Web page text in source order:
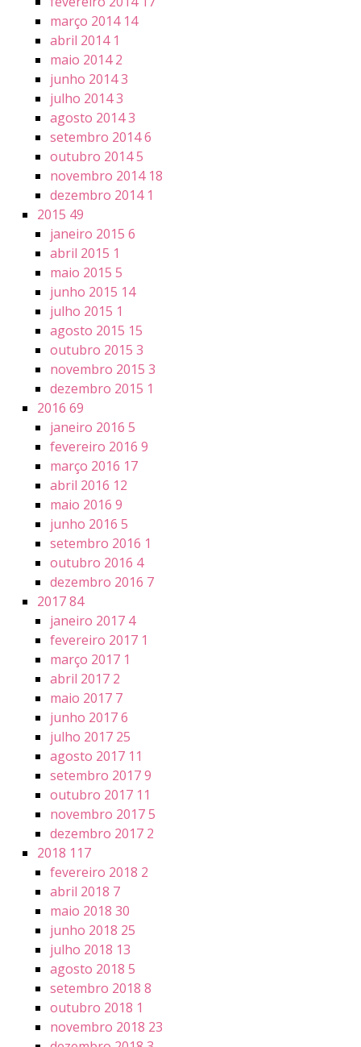
março 2014 14
abril 2014 1
maio 20142
junho 20143
julho 20143
agosto 20143
setembro 20146
outubro 20145
novembro 2014 18
dezembro 2014 1
2015 49
janeiro 2015 6
abril 2015 1
maio 2015 5
junho 2015 14
julho 2015 1
agosto 2015 15
outubro 2015 3
novembro 2015 3
dezembro 2015 1
2016 69
janeiro 2016 5
fevereiro 2016 9
março 2016 17
abril 2016 12
maio 2016 9
junho 2016 5
setembro 2016 1
outubro 2016 4
dezembro 2016 7
201784
janeiro 2017 4
fevereiro 2017 1
março 2017 1
abril 2017 2
maio 2017 7
junho 20176
julho 2017 25
agosto 2017 11
setembro 20179
outubro 2017 11
novembro 20175
dezembro 2017 2
2018 117
fevereiro 2018 2
abril 2018 7
maio 2018 30
junho 2018 25
julho 2018 13
agosto 2018 5
setembro 2018 8
outubro 2018 1
novembro 2018 23